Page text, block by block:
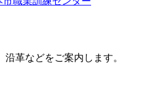
革などをご案内します。